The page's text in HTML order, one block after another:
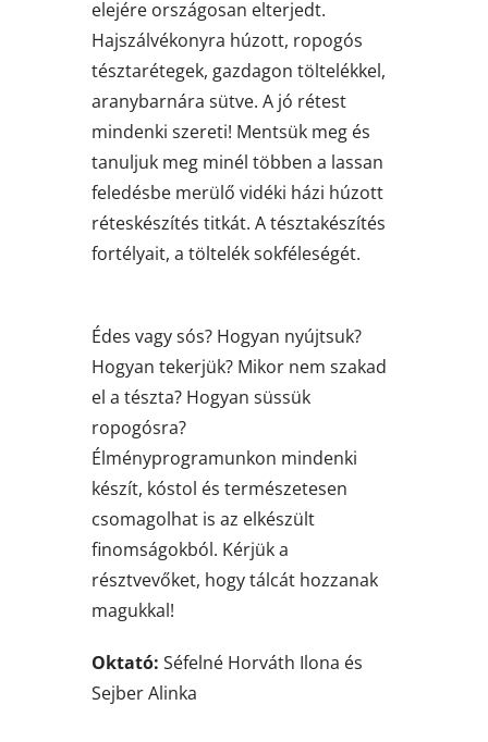
elejére országosan elterjedt.
Hajszálvékonyra húzott, ropogós
tésztarétegek, gazdagon töltelékkel,
aranybarnára sütve. A jó rétest
mindenki szereti! Mentsük meg és
tanuljuk meg minél többen a lassan
feledésbe merülő vidéki házi húzott
réteskészítés titkát. A tésztakészítés
fortélyait, a töltelék sokféleségét.
Édes vagy sós? Hogyan nyújtsuk?
Hogyan tekerjük? Mikor nem szakad
el a tészta? Hogyan süssük
ropogósra?
Élményprogramunkon mindenki
készít, kóstol és természetesen
csomagolhat is az elkészült
finomságokból. Kérjük a
résztvevőket, hogy tálcát hozzanak
magukkal!
Oktató: Séfelné Horváth Ilona és
Sejber Alinka